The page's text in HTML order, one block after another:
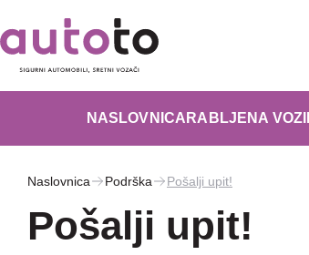
NASLOVNICA RABLJENA
Naslovnica Podrška Pošalji upit!
Pošalji upit!